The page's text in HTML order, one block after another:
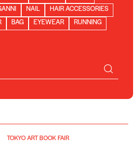
NAIL
HAIR ACCESSORIES
BAG EYEWEAR
RUNNING
TOKYO ART BOOK FAIR